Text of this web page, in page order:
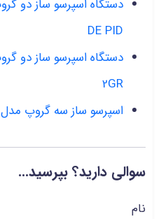
DE PID
2GR
اسپرسو ساز سه گروپ مدل B2016 DE 3GR
سوالی دارید؟ بپرسید...
نام